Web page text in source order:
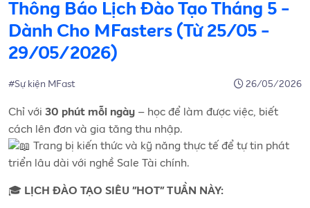
Thông Báo Lịch Đào Tạo Tháng 5 -
Dành Cho MFasters (Từ 25/05 -
29/05/2026)
#Sự kiện MFast 26/05/2026
Chỉ với 30 phút mỗi ngày – học để làm được việc, biết
cách lên đơn và gia tăng thu nhập.
Trang bị kiến thức và kỹ năng thực tế để tự tin phát
triển lâu dài với nghề Sale Tài chính.
🎓 LỊCH ĐÀO TẠO SIÊU "HOT" TUẦN NÀY: